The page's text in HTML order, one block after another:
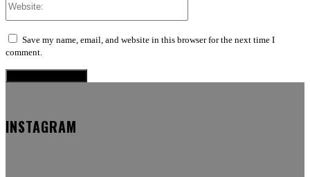
Save my name, email, and website in this browser for the next time I
comment.
INSTAGRAM